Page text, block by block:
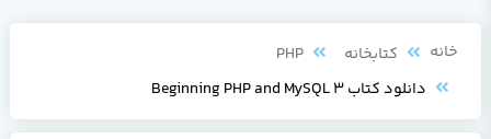
خانه کتابخانه
PHP
دانلود کتاب Beginning PHP and MySQL 3